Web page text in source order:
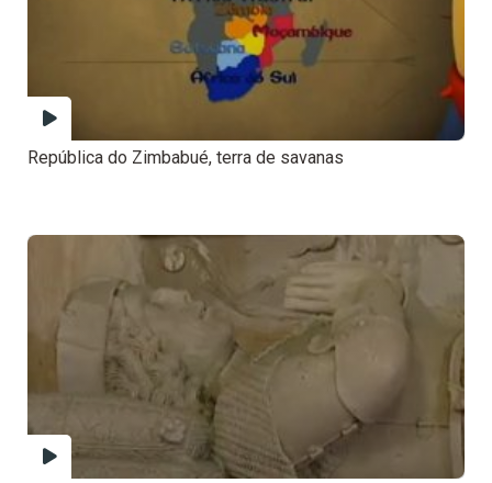
República do Zimbabué, terra de savanas